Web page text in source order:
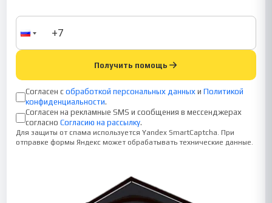
Получить помощь
Согласен с обработкой персональных данных и Политикой
конфиденциальности.
Согласен на рекламные SMS и сообщения в мессенджерах
согласно Согласию на рассылку.
Для защиты от спама используется Yandex SmartCaptcha. При
отправке формы Яндекс может обрабатывать технические данные.